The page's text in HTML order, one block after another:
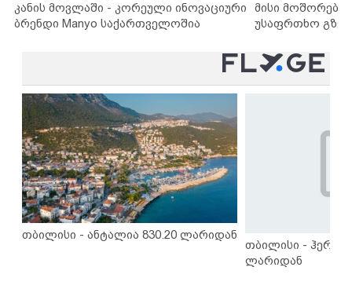
კანის მოვლაში - კორეული ინოვაციური
ბრენდი Manyo საქართველოშია
მისი
უსაფრთხო
თბილისი - ანტალია 830.20 ლარიდან
თბილისი -
ლარიდან